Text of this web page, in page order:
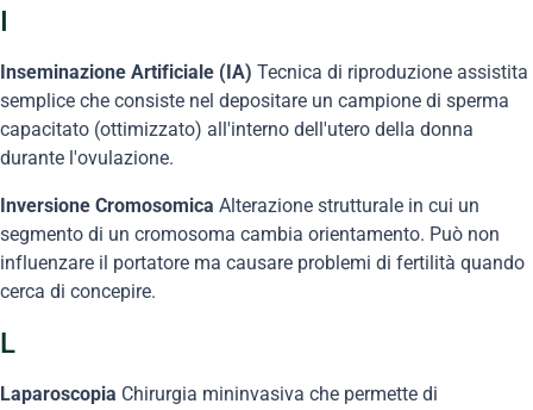
I
Inseminazione Artificiale (IA) Tecnica di riproduzione assistita
semplice che consiste nel depositare un campione di sperma
capacitato (ottimizzato) all'interno dell'utero della donna
durante l'ovulazione.
Inversione Cromosomica Alterazione strutturale in cui un
segmento di un cromosoma cambia orientamento. Può non
influenzare il portatore ma causare problemi di fertilità quando
cerca di concepire.
L
Laparoscopia Chirurgia mininvasiva che permette di